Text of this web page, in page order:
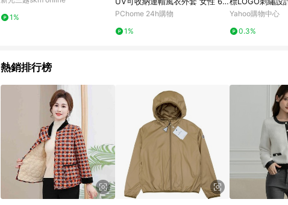
1%
929850
PChome 24h購物
1%
(女款/黑)
Yahoo購物中心
0.3%
熱銷排行榜